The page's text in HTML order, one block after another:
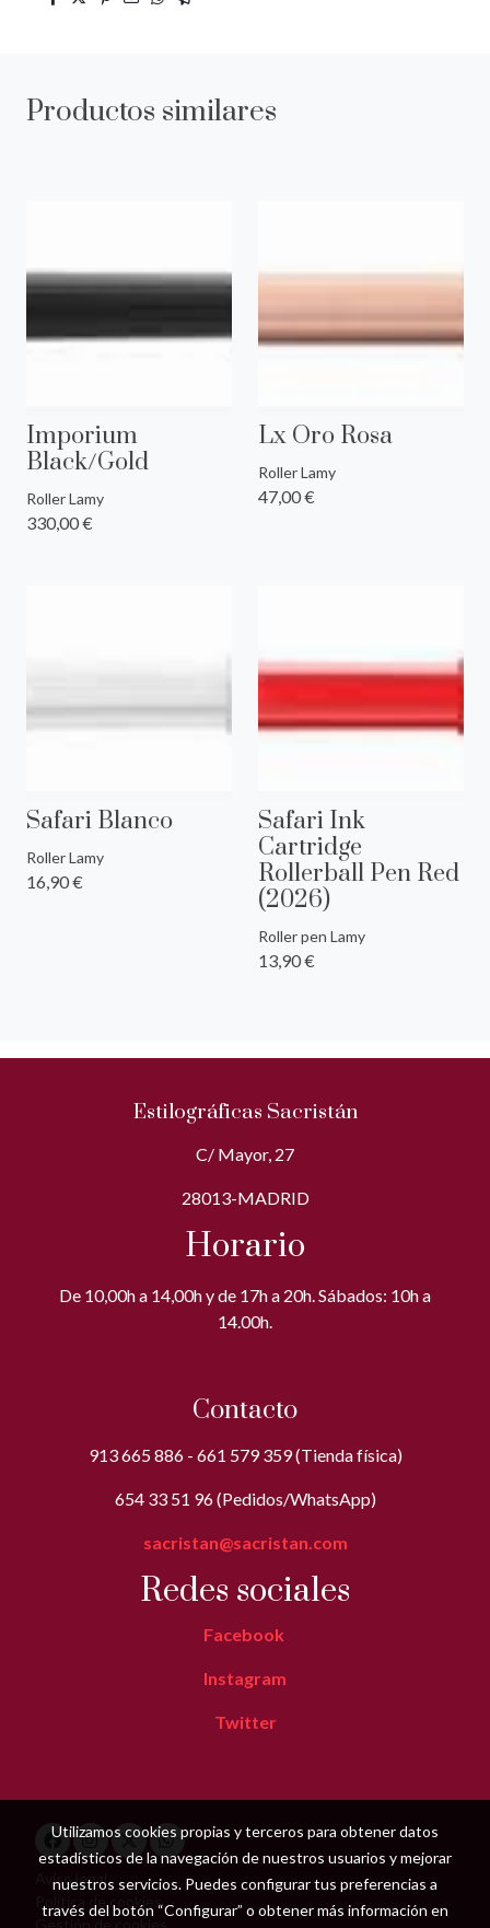
Productos similares
Imporium
Black/Gold
Roller Lamy
330,00 €
Lx Oro Rosa
Roller Lamy
47,00 €
Safari Blanco
Roller Lamy
16,90 €
Safari Ink
Cartridge
Rollerball Pen Red
(2026)
Roller pen Lamy
13,90 €
Estilográficas Sacristán
C/ Mayor, 27
28013-MADRID
Horario
De 10,00h a 14,00h y de 17h a 20h. Sábados: 10h a
14.00h.
Contacto
913 665 886 - 661 579 359 (Tienda física)
654 33 51 96 (Pedidos/WhatsApp)
sacristan@sacristan.com
Redes sociales
Facebook
Instagram
Twitter
Aviso legal
Política de cookies
Utilizamos cookies propias y terceros para obtener datos
estadísticos de la navegación de nuestros usuarios y mejorar
nuestros servicios. Puedes configurar tus preferencias a
través del botón “Configurar” o obtener más información en